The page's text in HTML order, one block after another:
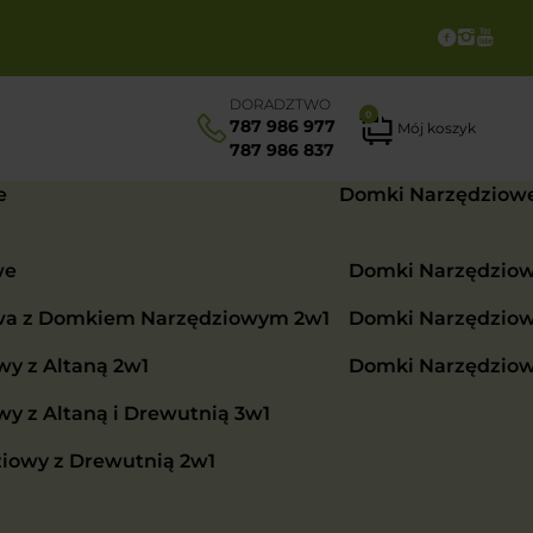
DORADZTWO
787 986 977
787 986 837
0
Mój koszyk
z Domkiem Narzędziowym 2w1
z Altaną 2w1
z Altaną i Drewutnią 3w1
z Drewutnią 2w1
Domki
Domki
Domki
Domki